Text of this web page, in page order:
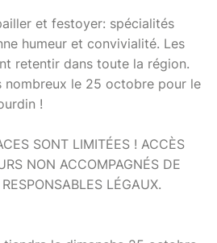
et festoyer: spécialités
humeur et convivialité. Les
retentir dans toute la région.
nombreux le 25 octobre pour le
!
SONT LIMITÉES ! ACCÈS
NON ACCOMPAGNÉS DE
LÉGAUX.